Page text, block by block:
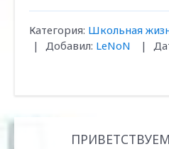
Категория: Школьная
|
Добавил: LeNoN |